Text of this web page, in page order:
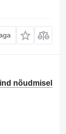
nõudmisel